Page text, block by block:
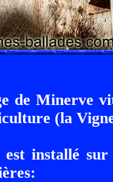
de Minerve
(la
est installé